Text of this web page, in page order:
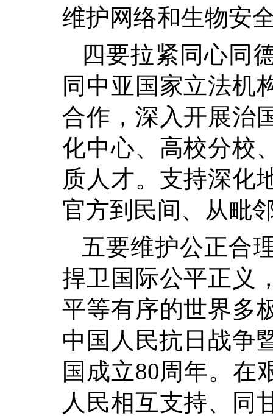
维护网络和生物安
四要拉紧同心同
同中亚国家立法机
合作，深入开展治
化中心、高校分校
质人才。支持深化
官方到民间、从毗
五要维护公正合
捍卫国际公平正义
平等有序的世界多
中国人民抗日战争
国成立80周年。在
人民相互支持、同